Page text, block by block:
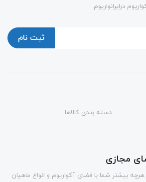
درایرانواریوم
ثبت نام
دسته بندی کالاها
مجازی
بیشتر شما با فضای آکواریوم و انواع ماهیان